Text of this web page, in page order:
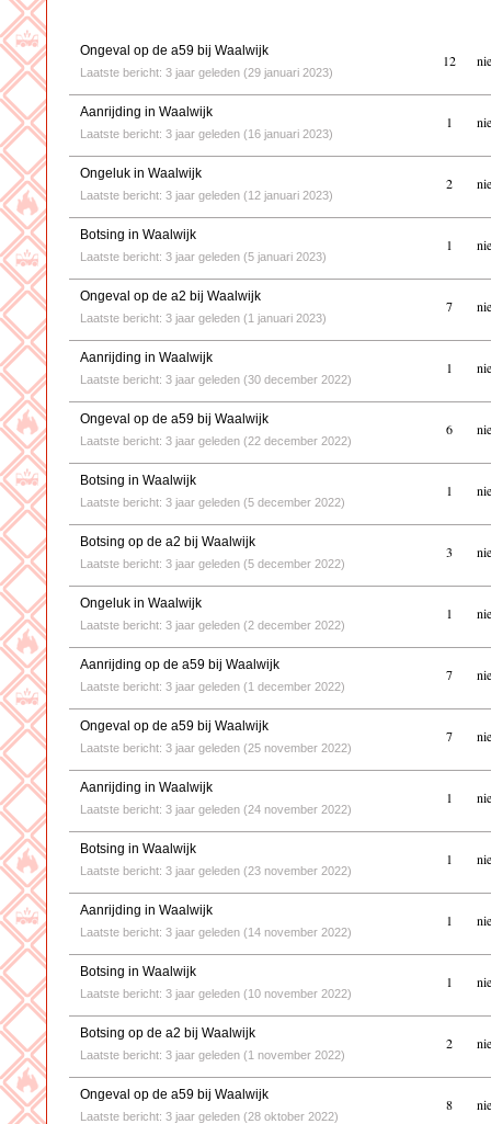
Ongeval op de a59 bij Waalwijk
Laatste bericht: 3 jaar geleden (29 januari 2023)
12
Aanrijding in Waalwijk
Laatste bericht: 3 jaar geleden (16 januari 2023)
1
Ongeluk in Waalwijk
Laatste bericht: 3 jaar geleden (12 januari 2023)
2
Botsing in Waalwijk
Laatste bericht: 3 jaar geleden (5 januari 2023)
1
Ongeval op de a2 bij Waalwijk
Laatste bericht: 3 jaar geleden (1 januari 2023)
7
Aanrijding in Waalwijk
Laatste bericht: 3 jaar geleden (30 december 2022)
1
Ongeval op de a59 bij Waalwijk
Laatste bericht: 3 jaar geleden (22 december 2022)
6
Botsing in Waalwijk
Laatste bericht: 3 jaar geleden (5 december 2022)
1
Botsing op de a2 bij Waalwijk
Laatste bericht: 3 jaar geleden (5 december 2022)
3
Ongeluk in Waalwijk
Laatste bericht: 3 jaar geleden (2 december 2022)
1
Aanrijding op de a59 bij Waalwijk
Laatste bericht: 3 jaar geleden (1 december 2022)
7
Ongeval op de a59 bij Waalwijk
Laatste bericht: 3 jaar geleden (25 november 2022)
7
Aanrijding in Waalwijk
Laatste bericht: 3 jaar geleden (24 november 2022)
1
Botsing in Waalwijk
Laatste bericht: 3 jaar geleden (23 november 2022)
1
Aanrijding in Waalwijk
Laatste bericht: 3 jaar geleden (14 november 2022)
1
Botsing in Waalwijk
Laatste bericht: 3 jaar geleden (10 november 2022)
1
Botsing op de a2 bij Waalwijk
Laatste bericht: 3 jaar geleden (1 november 2022)
2
Ongeval op de a59 bij Waalwijk
Laatste bericht: 3 jaar geleden (28 oktober 2022)
8